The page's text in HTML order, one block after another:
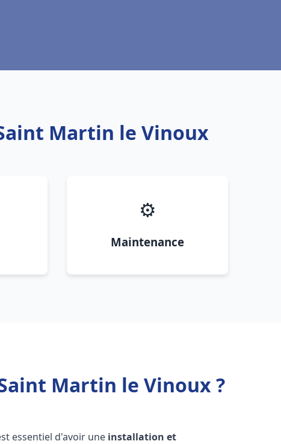
Martin le Vinoux
⚙️
Maintenance
Martin le Vinoux ?
essentiel d'avoir une installation et